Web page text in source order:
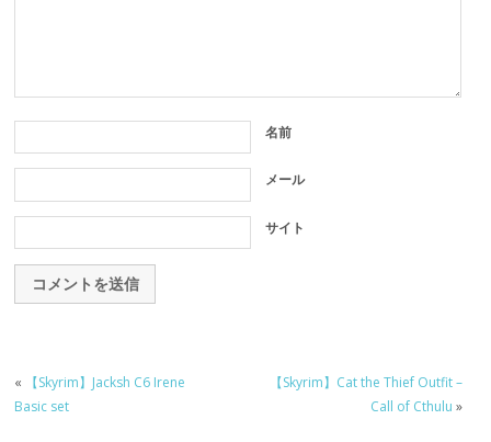
名前
メール
サイト
«
【Skyrim】Jacksh C6 Irene
Basic set
【Skyrim】Cat the Thief Outfit –
Call of Cthulu »